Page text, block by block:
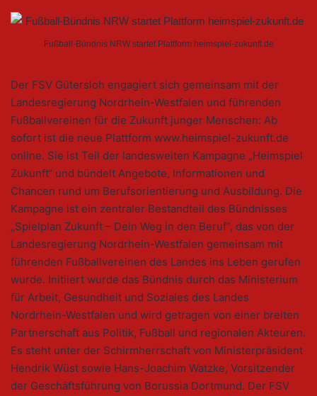
Fußball-Bündnis NRW startet Plattform heimspiel-zukunft.de
Der FSV Gütersloh engagiert sich gemeinsam mit der
Landesregierung Nordrhein-Westfalen und führenden
Fußballvereinen für die Zukunft junger Menschen: Ab
sofort ist die neue Plattform www.heimspiel-zukunft.de
online. Sie ist Teil der landesweiten Kampagne „Heimspiel
Zukunft“ und bündelt Angebote, Informationen und
Chancen rund um Berufsorientierung und Ausbildung. Die
Kampagne ist ein zentraler Bestandteil des Bündnisses
„Spielplan Zukunft – Dein Weg in den Beruf“, das von der
Landesregierung Nordrhein-Westfalen gemeinsam mit
führenden Fußballvereinen des Landes ins Leben gerufen
wurde. Initiiert wurde das Bündnis durch das Ministerium
für Arbeit, Gesundheit und Soziales des Landes
Nordrhein-Westfalen und wird getragen von einer breiten
Partnerschaft aus Politik, Fußball und regionalen Akteuren.
Es steht unter der Schirmherrschaft von Ministerpräsident
Hendrik Wüst sowie Hans-Joachim Watzke, Vorsitzender
der Geschäftsführung von Borussia Dortmund. Der FSV